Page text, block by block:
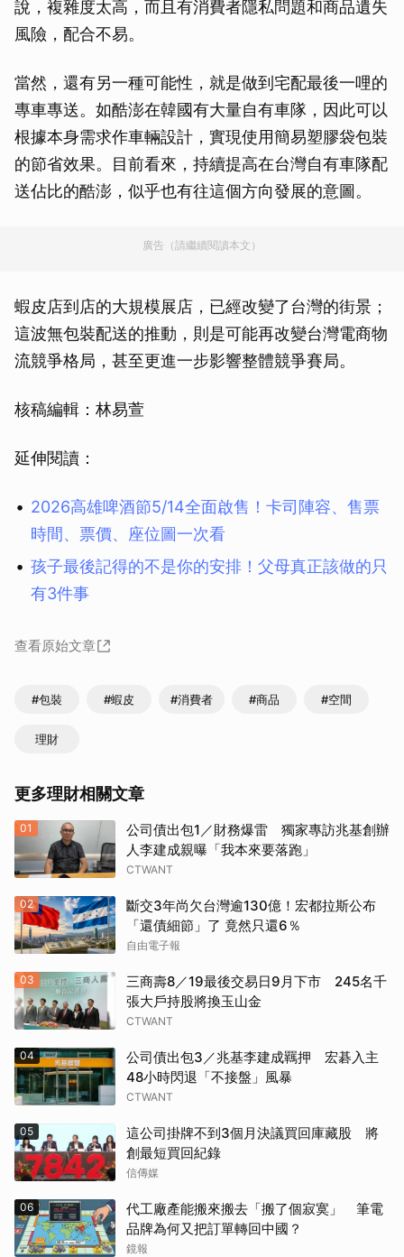
說，複雜度太高，而且有消費者隱私問題和商品遺失
風險，配合不易。
當然，還有另一種可能性，就是做到宅配最後一哩的
專車專送。如酷澎在韓國有大量自有車隊，因此可以
根據本身需求作車輛設計，實現使用簡易塑膠袋包裝
的節省效果。目前看來，持續提高在台灣自有車隊配
送佔比的酷澎，似乎也有往這個方向發展的意圖。
廣告（請繼續閱讀本文）
蝦皮店到店的大規模展店，已經改變了台灣的街景；
這波無包裝配送的推動，則是可能再改變台灣電商物
流競爭格局，甚至更進一步影響整體競爭賽局。
核稿編輯：林易萱
延伸閱讀：
2026高雄啤酒節5/14全面啟售！卡司陣容、售票
時間、票價、座位圖一次看
孩子最後記得的不是你的安排！父母真正該做的只
有3件事
查看原始文章
#包裝 #蝦皮 #消費者 #商品 #空間
理財
更多理財相關文章
01
公司債出包1／財務爆雷 獨家專訪兆基創辦
人李建成親曝「我本來要落跑」
CTWANT
02
斷交3年尚欠台灣逾130億！宏都拉斯公布
「還債細節」了 竟然只還6％
自由電子報
03
三商壽8／19最後交易日9月下市 245名千
張大戶持股將換玉山金
CTWANT
04
公司債出包3／兆基李建成羈押 宏碁入主
48小時閃退「不接盤」風暴
CTWANT
05
這公司掛牌不到3個月決議買回庫藏股 將
創最短買回紀錄
信傳媒
06
代工廠產能搬來搬去「搬了個寂寞」 筆電
品牌為何又把訂單轉回中國？
鏡報